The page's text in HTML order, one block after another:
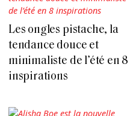
Les ongles pistache, la
tendance douce et
minimaliste de l’été en 8
inspirations